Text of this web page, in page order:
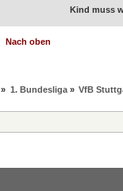
Kind muss
Nach oben
» 1. Bundesliga» VfB